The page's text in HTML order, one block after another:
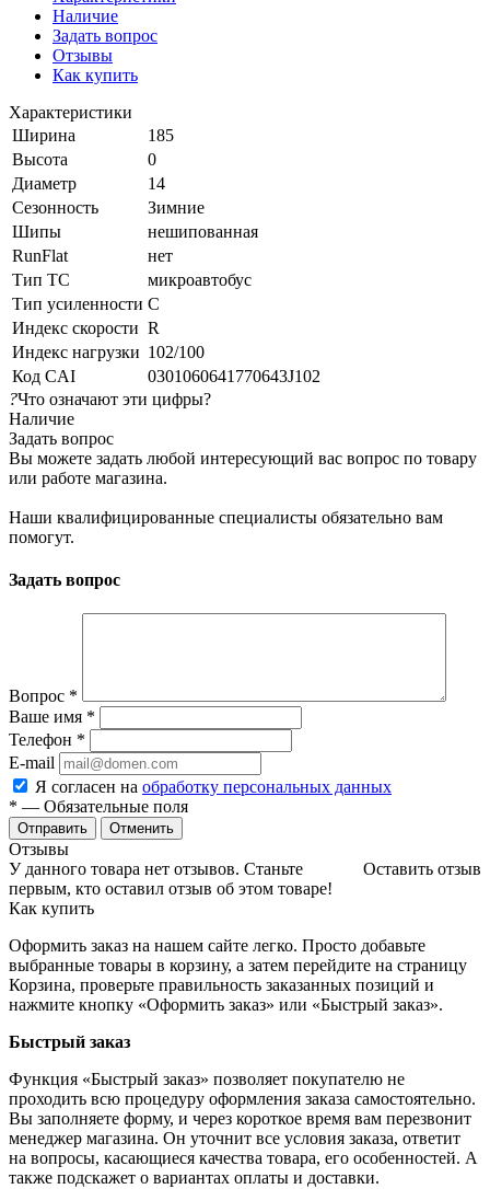
Наличие
Задать вопрос
Отзывы
Как купить
Характеристики
Ширина
185
Высота
0
Диаметр
14
Сезонность
Зимние
Шипы
нешипованная
RunFlat
нет
Тип ТС
микроавтобус
Тип усиленности C
Индекс скорости R
Индекс нагрузки 102/100
Код CAI
0301060641770643J102
?Что означают эти цифры?
Наличие
Задать вопрос
Вы можете задать любой интересующий вас вопрос по товару
или работе магазина.
Наши квалифицированные специалисты обязательно вам
помогут.
Задать вопрос
Вопрос *
Ваше имя *
Телефон *
E-mail
Я согласен на обработку персональных данных
* — Обязательные поля
Отменить
Отзывы
Оставить отзыв
У данного товара нет отзывов. Станьте
первым, кто оставил отзыв об этом товаре!
Как купить
Оформить заказ на нашем сайте легко. Просто добавьте
выбранные товары в корзину, а затем перейдите на страницу
Корзина, проверьте правильность заказанных позиций и
нажмите кнопку «Оформить заказ» или «Быстрый заказ».
Быстрый заказ
Функция «Быстрый заказ» позволяет покупателю не
проходить всю процедуру оформления заказа самостоятельно.
Вы заполняете форму, и через короткое время вам перезвонит
менеджер магазина. Он уточнит все условия заказа, ответит
на вопросы, касающиеся качества товара, его особенностей. А
также подскажет о вариантах оплаты и доставки.